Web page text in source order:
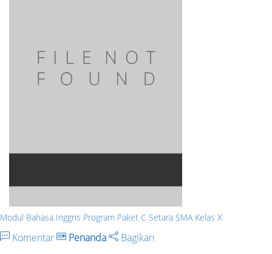
Modul Bahasa Inggris Program Paket C Setara SMA Kelas X
Komentar Penanda Bagikan